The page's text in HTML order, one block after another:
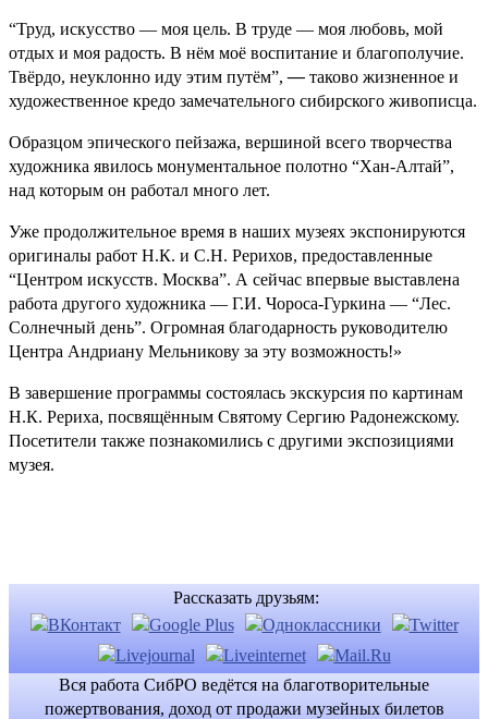
“Труд, искусство — моя цель. В труде — моя любовь, мой
отдых и моя радость. В нём моё воспитание и благополучие.
Твёрдо, неуклонно иду этим путём”,— таково жизненное и
художественное кредо замечательного сибирского живописца.
Образцом эпического пейзажа, вершиной всего творчества
художника явилось монументальное полотно “Хан-Алтай”,
над которым он работал много лет.
Уже продолжительное время в наших музеях экспонируются
оригиналы работ Н.К. и С.Н. Рерихов, предоставленные
“Центром искусств. Москва”. А сейчас впервые выставлена
работа другого художника — Г.И. Чороса-Гуркина — “Лес.
Солнечный день”. Огромная благодарность руководителю
Центра Андриану Мельникову за эту возможность!»
В завершение программы состоялась экскурсия по картинам
Н.К. Рериха, посвящённым Святому Сергию Радонежскому.
Посетители также познакомились с другими экспозициями
музея.
Рассказать друзьям:
Вся работа СибРО ведётся на благотворительные
пожертвования, доход от продажи музейных билетов